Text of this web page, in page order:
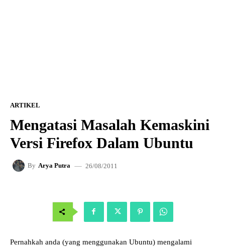
ARTIKEL
Mengatasi Masalah Kemaskini
Versi Firefox Dalam Ubuntu
By Arya Putra 26/08/2011
Pernahkah anda (yang menggunakan Ubuntu) mengalami